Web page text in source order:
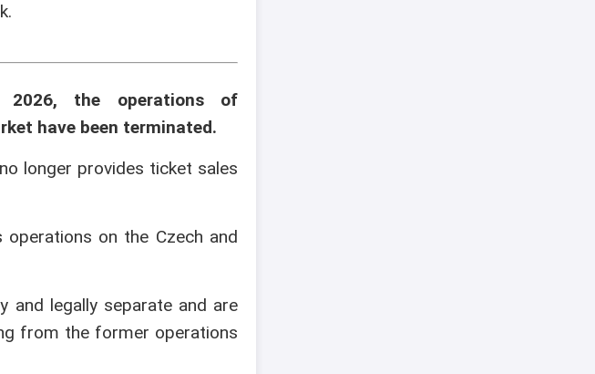
the operations of
have been terminated.
longer provides ticket sales
on the Czech and
and legally separate and are
from the former operations